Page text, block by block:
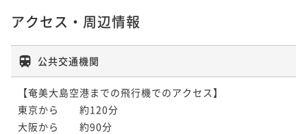
アクセス・周辺情報
公共交通機関
【奄美大島空港までの飛行機でのアクセス】
東京から　　約120分
大阪から　　約90分